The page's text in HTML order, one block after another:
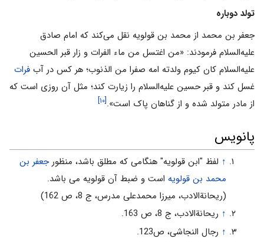
تولد دوباره
جعفر بن محمد از محمد بن قولویه نقل می‌کند که امام صادق
علیه‌السلام فرمودند: «من اغتسل من ماء الفرات و زار قبر الحسین
علیه‌السلام کان کیوم ولدته امه صفرا من الذنوب؛ هر کس در آب فرات
غسل کند و قبر حسین علیه‌السلام را زیارت کند؛ مثل آن روزی است که
از مادر متولد شده و از گناهان پاک است».[۱۰]
پانویس
↑ لفظ "ابن قولویه" هنگامی‌ که مطلق باشد، منظورجعفر بن
محمد بن قولویهاست و ضبط آن قولویه می باشد.
(ریحانةالادب، میرزا محمدعلی مدرس، ج 8، ص 162)
↑ ریحانةالادب، ج 8، ص 163.
↑ رجال النجاشی، ص123.